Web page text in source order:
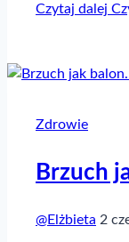
Czytaj dalej
Zdrowie
Brzuch
@Elżbieta 2